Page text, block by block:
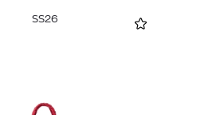
SS26